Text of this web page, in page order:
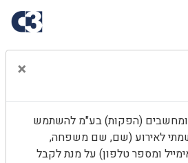
×
(הפקות) בע"מ להשתמש
לאירוע (שם, שם משפחה,
ומספר טלפון) על מנת לקבל